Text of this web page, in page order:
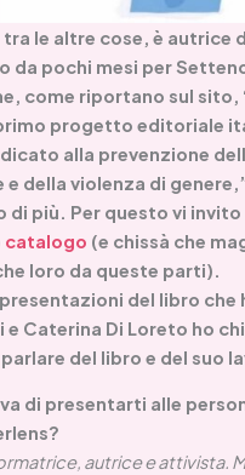
le altre cose, è autrice
da pochi mesi per
come riportano sul sito,
progetto editoriale
alla prevenzione
della violenza di
di più. Per questo vi invito
catalogo (e chissà che
loro da queste parti).
del libro che
e Caterina Di Loreto ho
del libro e del suo
di presentarti alle
autrice e attivista.